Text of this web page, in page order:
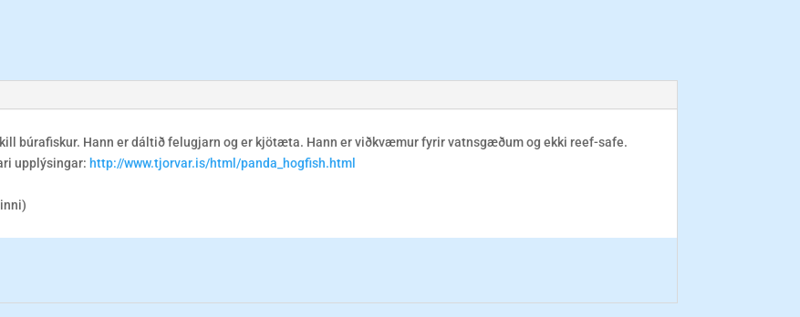
búrafiskur. Hann er dáltið felugjarn og er kjötæta. Hann er viðkvæmur fyrir vatnsgæðum og ekki reef-safe.
upplýsingar: http://www.tjorvar.is/html/panda_hogfish.html